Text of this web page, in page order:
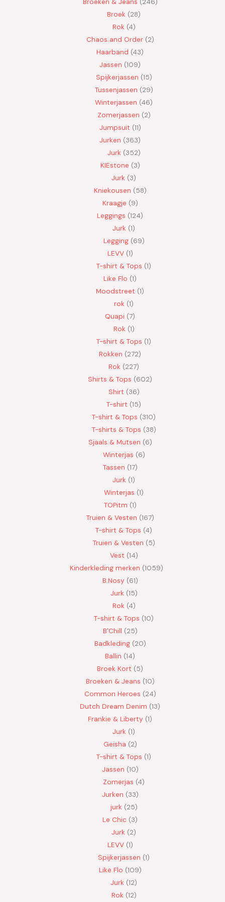
Broek 28
Rok 4
Chaos and Order 2
Haarband 43
Jassen 109
Spijkerjassen 15
Tussenjassen 29
Winterjassen 46
Zomerjassen 2
Jumpsuit 11
Jurken 363
Jurk 352
KIEstone 3
Jurk 3
Kniekousen 58
Kraagje 9
Leggings 124
Jurk 1
Legging 69
LEVV 1
T-shirt & Tops 1
Like Flo 1
Moodstreet 1
rok 1
Quapi 7
Rok 1
T-shirt & Tops 1
Rokken 272
Rok 227
Shirts & Tops 602
Shirt 36
T-shirt 15
T-shirt & Tops 310
T-shirts & Tops 38
Sjaals & Mutsen 6
Winterjas 6
Tassen 17
Jurk 1
Winterjas 1
TOPitm 1
Truien & Vesten 167
T-shirt & Tops 4
Truien & Vesten 5
Vest 14
Kinderkleding merken 1059
B.Nosy 61
Jurk 15
Rok 4
T-shirt & Tops 10
B'Chill 25
Badkleding 20
Ballin 14
Broek Kort 5
Broeken & Jeans 10
Common Heroes 24
Dutch Dream Denim 13
Frankie & Liberty 1
Jurk 1
Geisha 2
T-shirt & Tops 1
Jassen 10
Zomerjas 4
Jurken 33
jurk 25
Le Chic 3
Jurk 2
LEVV 1
Spijkerjassen 1
Like Flo 109
Jurk 12
Rok 12